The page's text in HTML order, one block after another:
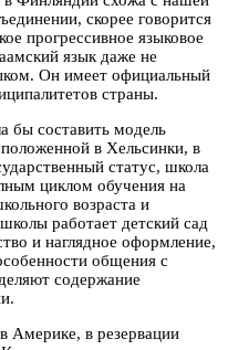
скорее говорится
прогрессивное языковое
язык даже не
Он имеет официальный
страны.
бы составить модель
в Хельсинки, в
статус, школа
циклом обучения на
возраста и
работает детский сад
и наглядное оформление,
общения с
содержание
Америке, в резервации